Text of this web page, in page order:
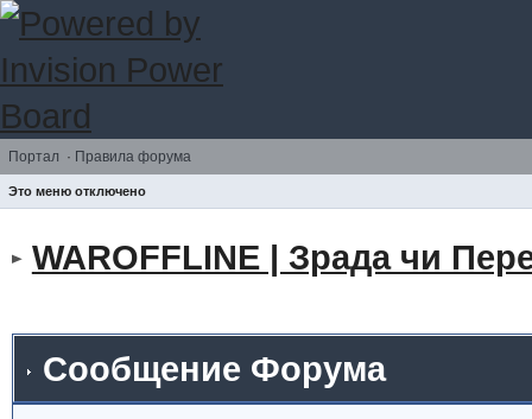
Портал · Правила форума
Это меню отключено
WAROFFLINE | Зрада чи
Сообщение Форума